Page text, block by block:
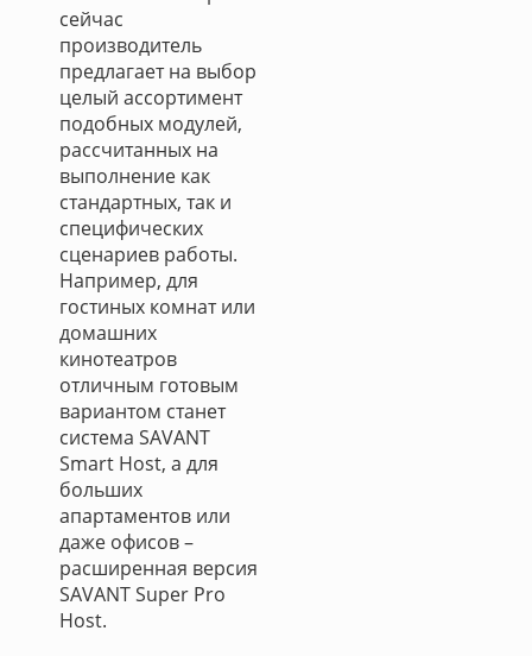
сейчас
производитель
предлагает на выбор
целый ассортимент
подобных модулей,
рассчитанных на
выполнение как
стандартных, так и
специфических
сценариев работы.
Например, для
гостиных комнат или
домашних
кинотеатров
отличным готовым
вариантом станет
система SAVANT
Smart Host, а для
больших
апартаментов или
даже офисов –
расширенная версия
SAVANT Super Pro
Host.